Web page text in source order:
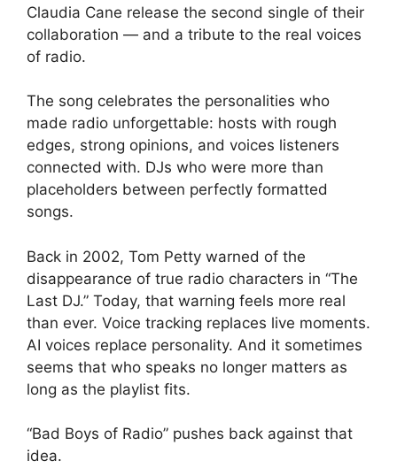
Claudia Cane release the second single of their
collaboration — and a tribute to the real voices
of radio.
The song celebrates the personalities who
made radio unforgettable: hosts with rough
edges, strong opinions, and voices listeners
connected with. DJs who were more than
placeholders between perfectly formatted
songs.
Back in 2002, Tom Petty warned of the
disappearance of true radio characters in “The
Last DJ.” Today, that warning feels more real
than ever. Voice tracking replaces live moments.
AI voices replace personality. And it sometimes
seems that who speaks no longer matters as
long as the playlist fits.
“Bad Boys of Radio” pushes back against that
idea.